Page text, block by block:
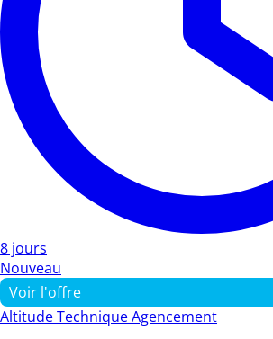
8 jours
Nouveau
Voir l'offre
Altitude Technique Agencement